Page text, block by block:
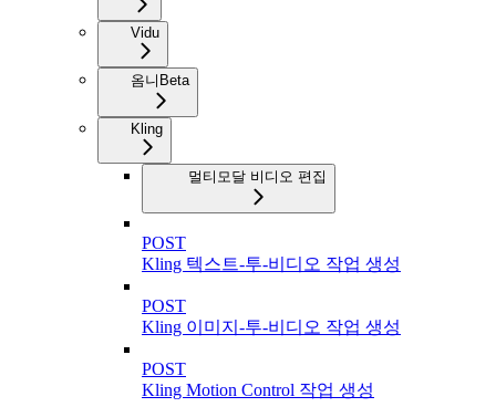
Vidu
옴니 Beta
Kling
멀티모달 비디오 편집
POST
Kling 텍스트-투-비디오 작업 생성
POST
Kling 이미지-투-비디오 작업 생성
POST
Kling Motion Control 작업 생성